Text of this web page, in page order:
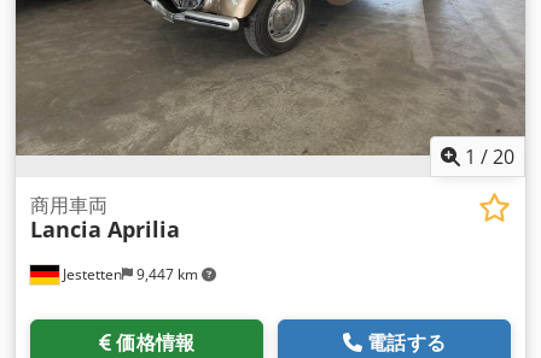
1 /20
Jestetten 9,447 km
商用車両
Lancia Aprilia
価格情報 電話する